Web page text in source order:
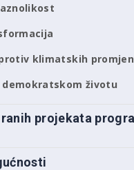
klimatskih
demokratskom životu
projekata